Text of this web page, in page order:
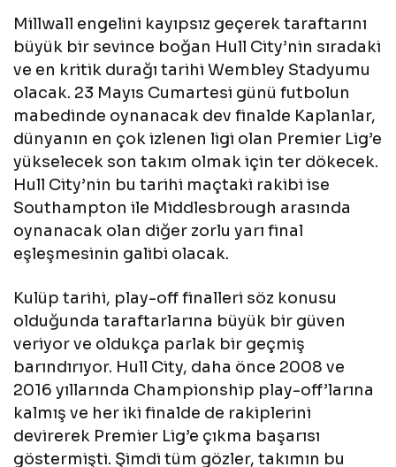
Millwall engelini kayıpsız geçerek taraftarını
büyük bir sevince boğan Hull City’nin sıradaki
ve en kritik durağı tarihi Wembley Stadyumu
olacak. 23 Mayıs Cumartesi günü futbolun
mabedinde oynanacak dev finalde Kaplanlar,
dünyanın en çok izlenen ligi olan Premier Lig’e
yükselecek son takım olmak için ter dökecek.
Hull City’nin bu tarihi maçtaki rakibi ise
Southampton ile Middlesbrough arasında
oynanacak olan diğer zorlu yarı final
eşleşmesinin galibi olacak.
Kulüp tarihi, play-off finalleri söz konusu
olduğunda taraftarlarına büyük bir güven
veriyor ve oldukça parlak bir geçmiş
barındırıyor. Hull City, daha önce 2008 ve
2016 yıllarında Championship play-off’larına
kalmış ve her iki finalde de rakiplerini
devirerek Premier Lig’e çıkma başarısı
göstermişti. Şimdi tüm gözler, takımın bu